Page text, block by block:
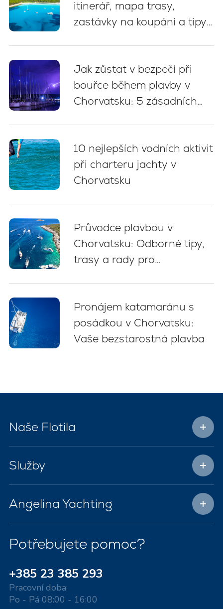
itinerář, mapa trasy,
zastávky na koupání a tipy
Jak zůstat v bezpečí při
bouřce během plavby v
Chorvatsku: 5 zásadních
10 nejlepších vodních aktivit
při charteru jachty v
Chorvatsku
Průvodce plavbou v
Chorvatsku: Odborné tipy,
trasy a rady pro
Pronájem katamaránu s
posádkou v Chorvatsku:
Vaše bezstarostná plavba
Naše Flotila
Služby
Angelina Yachting
Potřebujete pomoc?
+385 23 385 293
Pracovní doba:
Po - Pá 08:00 - 16:00